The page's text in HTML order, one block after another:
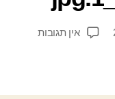
אין תגובותעל